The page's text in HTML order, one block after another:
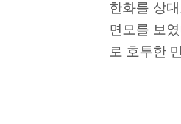
한화를 상
면모를 보
로 호투한